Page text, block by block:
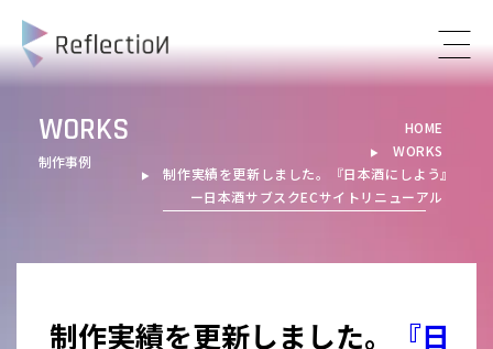
WORKS
制作事例
HOME
▶︎ WORKS
▶︎ 制作実績を更新しました。
『日本酒にしよう』
ー日本酒サブスクECサイトリニューアル
制作実績を更新しました。
『日